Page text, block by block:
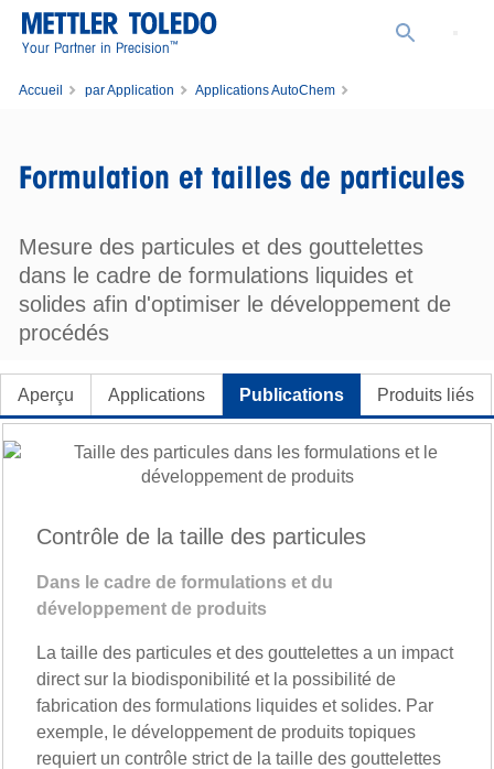
Your Partner in Precision™
Accueil par Application
Applications AutoChem
Formulation et tailles de particules
Mesure des particules et des gouttelettes
dans le cadre de formulations liquides et
solides afin d'optimiser le développement de
procédés
Aperçu Applications Publications Produits liés
Contrôle de la taille des particules
Dans le cadre de formulations et du
développement de produits
La taille des particules et des gouttelettes a un impact
direct sur la biodisponibilité et la possibilité de
fabrication des formulations liquides et solides. Par
exemple, le développement de produits topiques
requiert un contrôle strict de la taille des gouttelettes